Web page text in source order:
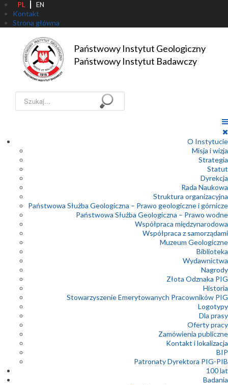
PL EN
Kontakt
Strona główna
Państwowy Instytut Geologiczny
Państwowy Instytut Badawczy
Szukaj...
O Instytucie
Misja i wizja
Strategia
Statut
Dyrekcja
Rada Naukowa
Struktura organizacyjna
Państwowa Służba Geologiczna – Prawo geologiczne i górnicze
Państwowa Służba Geologiczna – Prawo wodne
Współpraca międzynarodowa
Współpraca z samorządami
Muzeum Geologiczne
Biblioteka
Wydawnictwa
Nagrody
Złota Odznaka PIG
Historia
Stowarzyszenie Emerytowanych Pracowników PIG
Logotypy
Dla prasy
Oferty pracy
Zamówienia publiczne
Kontakt i lokalizacja
BIP
Patronaty Dyrektora PIG-PIB
100 lat
Badania